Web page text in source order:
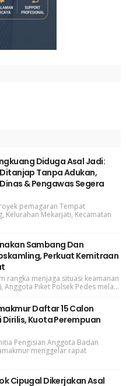
Diduga Asal Jadi:
Tanpa Adukan,
& Pengawas Segera
pemagaran Tempat
Kelurahan Mekarjati, Kecamatan
Sambang Dan
Perkuat Kemitraan
rangka menjaga situasi keamanan
Piket Polsek Pedes mela...
Daftar 15 Calon
Dirilis, Kuota Perempuan
Pengisian Anggota Badan
menggelar rapat
Cipugal Dikerjakan Asal